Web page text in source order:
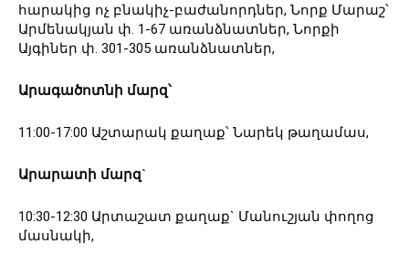
հարակից ոչ բնակիչ-բաժանորդներ, Նորք Մարաշ՝
Արմենակյան փ. 1-67 առանձնատներ, Նորքի
Այգիներ փ. 301-305 առանձնատներ,
Արագածոտնի մարզ՝
11:00-17:00 Աշտարակ քաղաք՝ Նարեկ թաղամաս,
Արարատի մարզ`
10:30-12:30 Արտաշատ քաղաք` Մանուշյան փողոց
մասնակի,